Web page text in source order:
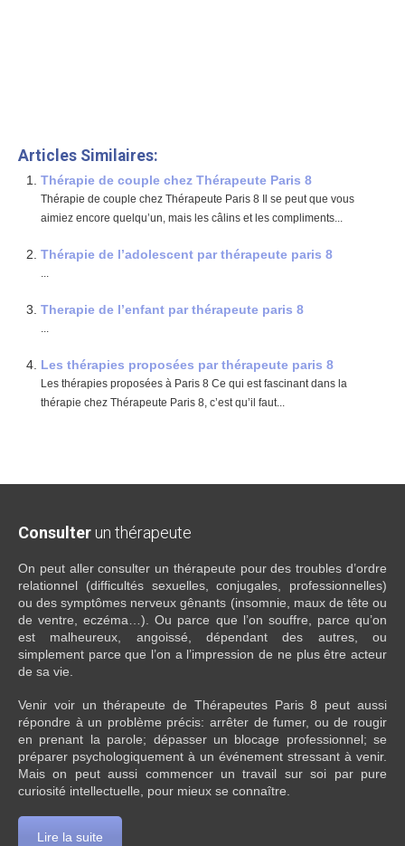
Articles Similaires:
Thérapie de couple chez Thérapeute Paris 8
Thérapie de couple chez Thérapeute Paris 8 Il se peut que vous
aimiez encore quelqu’un, mais les câlins et les compliments...
Thérapie de l’adolescent par thérapeute paris 8
...
Therapie de l’enfant par thérapeute paris 8
...
Les thérapies proposées par thérapeute paris 8
Les thérapies proposées à Paris 8 Ce qui est fascinant dans la
thérapie chez Thérapeute Paris 8, c’est qu’il faut...
Consulter un thérapeute
On peut aller consulter un thérapeute pour des troubles d’ordre
relationnel (difficultés sexuelles, conjugales, professionnelles)
ou des symptômes nerveux gênants (insomnie, maux de tête ou
de ventre, eczéma…). Ou parce que l’on souffre, parce qu’on
est malheureux, angoissé, dépendant des autres, ou
simplement parce que l’on a l’impression de ne plus être acteur
de sa vie.
Venir voir un thérapeute de Thérapeutes Paris 8 peut aussi
répondre à un problème précis: arrêter de fumer, ou de rougir
en prenant la parole; dépasser un blocage professionnel; se
préparer psychologiquement à un événement stressant à venir.
Mais on peut aussi commencer un travail sur soi par pure
curiosité intellectuelle, pour mieux se connaître.
Lire la suite